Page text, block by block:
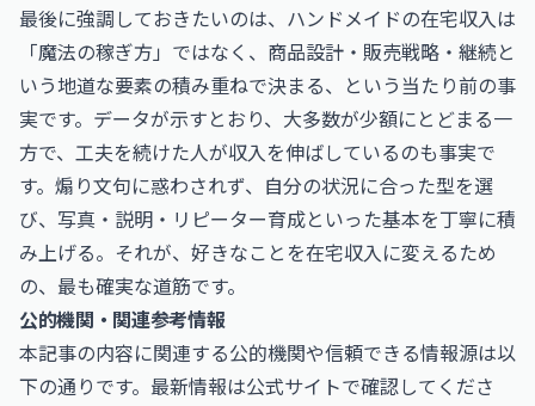
最後に強調しておきたいのは、ハンドメイドの在宅収入は
「魔法の稼ぎ方」ではなく、商品設計・販売戦略・継続と
いう地道な要素の積み重ねで決まる、という当たり前の事
実です。データが示すとおり、大多数が少額にとどまる一
方で、工夫を続けた人が収入を伸ばしているのも事実で
す。煽り文句に惑わされず、自分の状況に合った型を選
び、写真・説明・リピーター育成といった基本を丁寧に積
み上げる。それが、好きなことを在宅収入に変えるため
の、最も確実な道筋です。
公的機関・関連参考情報
本記事の内容に関連する公的機関や信頼できる情報源は以
下の通りです。最新情報は公式サイトで確認してくださ